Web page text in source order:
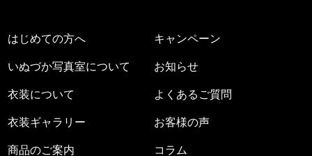
はじめての方へ
いぬづか写真室について
衣装について
衣装ギャラリー
商品のご案内
キャンペーン
お知らせ
よくあるご質問
お客様の声
コラム